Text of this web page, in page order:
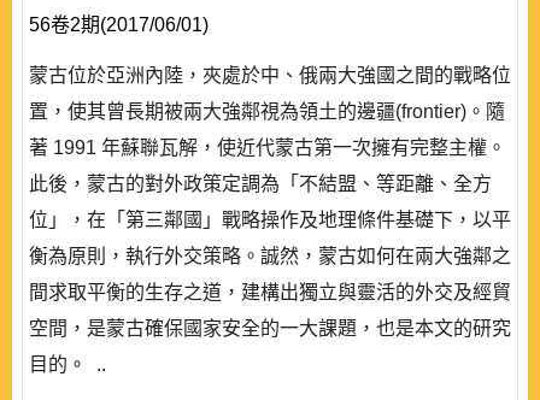
56卷2期(2017/06/01)
蒙古位於亞洲內陸，夾處於中、俄兩大強國之間的戰略位
置，使其曾長期被兩大強鄰視為領土的邊疆(frontier)。隨
著 1991 年蘇聯瓦解，使近代蒙古第一次擁有完整主權。
此後，蒙古的對外政策定調為「不結盟、等距離、全方
位」，在「第三鄰國」戰略操作及地理條件基礎下，以平
衡為原則，執行外交策略。誠然，蒙古如何在兩大強鄰之
間求取平衡的生存之道，建構出獨立與靈活的外交及經貿
空間，是蒙古確保國家安全的一大課題，也是本文的研究
目的。 ..